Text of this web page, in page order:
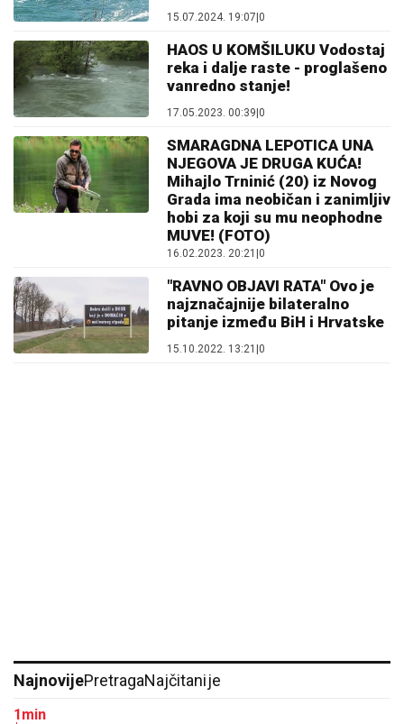
15.07.2024. 19:07|0
HAOS U KOMŠILUKU Vodostaj
reka i dalje raste - proglašeno
vanredno stanje!
17.05.2023. 00:39|0
SMARAGDNA LEPOTICA UNA
NJEGOVA JE DRUGA KUĆA!
Mihajlo Trninić (20) iz Novog
Grada ima neobičan i zanimljiv
hobi za koji su mu neophodne
MUVE! (FOTO)
16.02.2023. 20:21 |0
"RAVNO OBJAVI RATA" Ovo je
najznačajnije bilateralno
pitanje između BiH i Hrvatske
15.10.2022. 13:21 |0
NajnovijePretragaNajčitanije
1min